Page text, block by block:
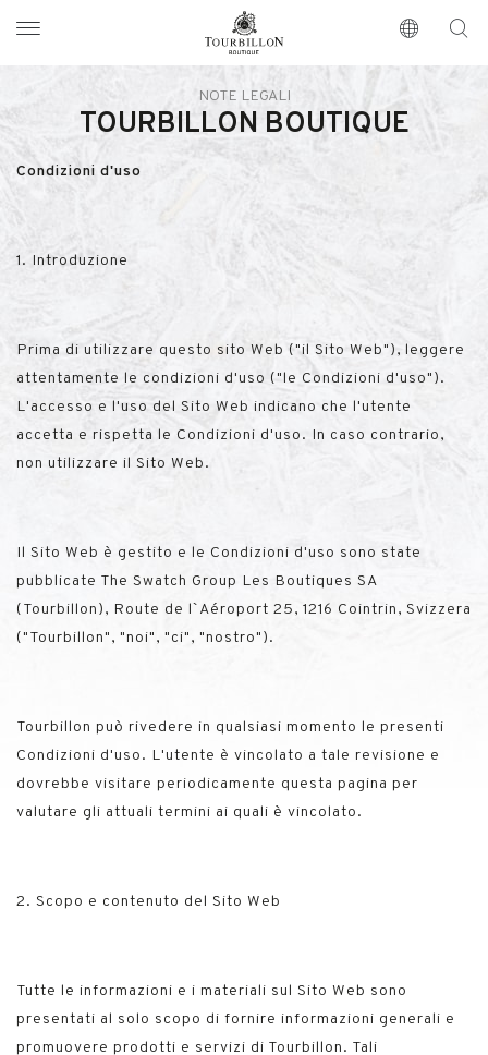
https://www.tourbillon.com/it
NOTE LEGALI
TOURBILLON BOUTIQUE
Condizioni d'uso
1. Introduzione
Prima di utilizzare questo sito Web ("il Sito Web"), leggere
attentamente le condizioni d'uso ("le Condizioni d'uso").
L'accesso e l'uso del Sito Web indicano che l'utente
accetta e rispetta le Condizioni d'uso. In caso contrario,
non utilizzare il Sito Web.
Il Sito Web è gestito e le Condizioni d'uso sono state
pubblicate The Swatch Group Les Boutiques SA
(Tourbillon) , Route de l`Aéroport 25, 1216 Cointrin, Svizzera
("Tourbillon", "noi", "ci", "nostro").
Tourbillon può rivedere in qualsiasi momento le presenti
Condizioni d'uso. L'utente è vincolato a tale revisione e
dovrebbe visitare periodicamente questa pagina per
valutare gli attuali termini ai quali è vincolato.
2. Scopo e contenuto del Sito Web
Tutte le informazioni e i materiali sul Sito Web sono
presentati al solo scopo di fornire informazioni generali e
promuovere prodotti e servizi di Tourbillon. Tali